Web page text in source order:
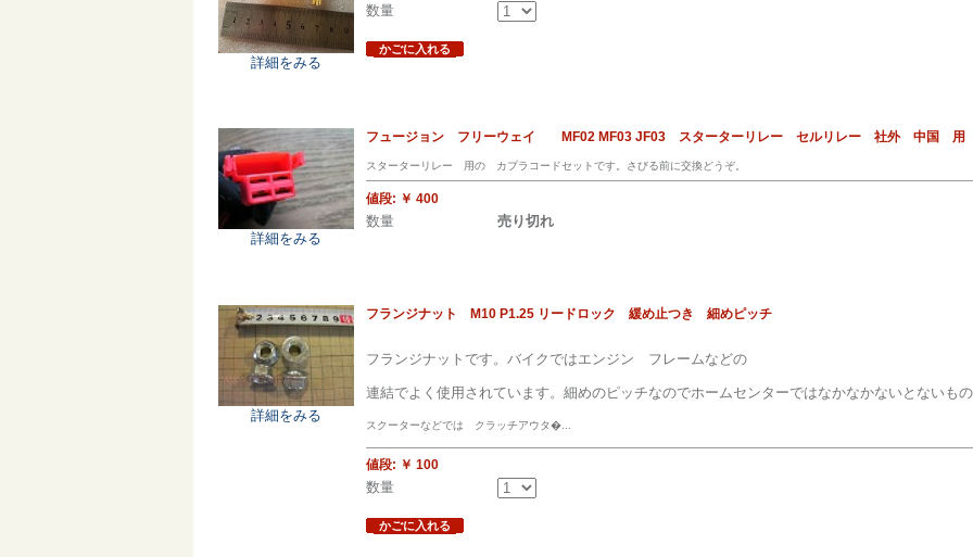
詳細をみる
数量
かごに入れる
詳細をみる
フュージョン フリーウェイ MF02 MF03 JF03 スターターリレー セルリレー 社外 中国 用
スターターリレー 用の カプラコードセットです。さびる前に交換どうぞ。
値段: ￥ 400
数量 売り切れ
詳細をみる
フランジナット M10 P1.25 リードロック 緩め止つき 細めピッチ
フランジナットです。バイクではエンジン フレームなどの
連結でよく使用されています。細めのピッチなのでホームセンターではなかなかないとないも
スクーターなどでは クラッチアウタ�...
値段: ￥ 100
数量
かごに入れる